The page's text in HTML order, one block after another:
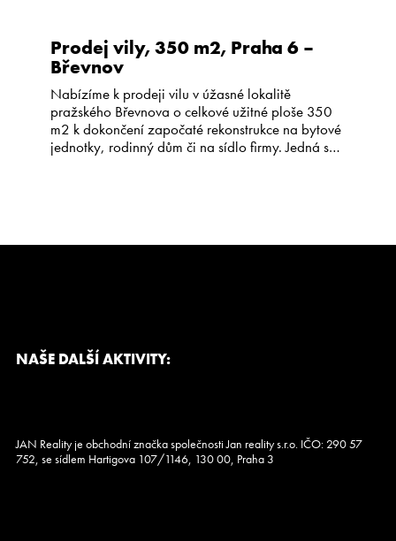
Prodej vily, 350 m2, Praha 6 –
Břevnov
Nabízíme k prodeji vilu v úžasné lokalitě
pražského Břevnova o celkové užitné ploše 350
m2 k dokončení započaté rekonstrukce na bytové
jednotky, rodinný dům či na sídlo firmy. Jedná se
NAŠE DALŠÍ AKTIVITY:
JAN Reality je obchodní značka společnosti Jan reality s.r.o. IČO: 290 57
752, se sídlem Hartigova 107/1146, 130 00, Praha 3